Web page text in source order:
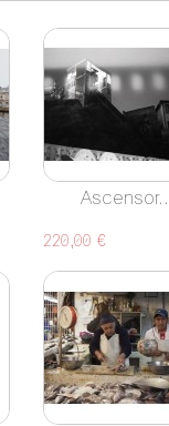
220,00 €